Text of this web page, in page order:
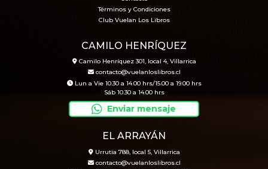
Términos y Condiciones
Club Vuelan Los Libros
CAMILO HENRÍQUEZ
Camilo Henríquez 301, local 4, Villarrica
contacto@vuelanloslibros.cl
Lun a Vie 10.30 a 14.00 hrs/15.00 a 19.00 hrs
Sáb 10.30 a 14.00 hrs
Enviar mensaje
EL ARRAYÁN
Urrutia 788, local 5, Villarrica
contacto@vuelanloslibros.cl